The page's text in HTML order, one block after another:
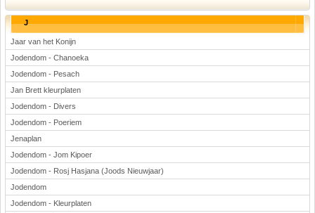
J
Jaar van het Konijn
Jodendom - Chanoeka
Jodendom - Pesach
Jan Brett kleurplaten
Jodendom - Divers
Jodendom - Poeriem
Jenaplan
Jodendom - Jom Kipoer
Jodendom - Rosj Hasjana (Joods Nieuwjaar)
Jodendom
Jodendom - Kleurplaten